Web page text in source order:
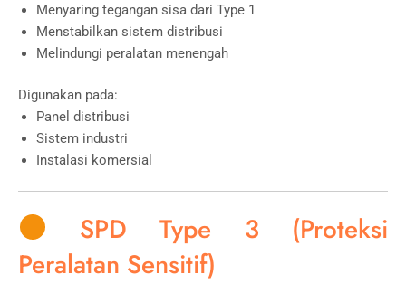
Menyaring tegangan sisa dari Type 1
Menstabilkan sistem distribusi
Melindungi peralatan menengah
Digunakan pada:
Panel distribusi
Sistem industri
Instalasi komersial
SPD Type 3 (Proteksi
Peralatan Sensitif)